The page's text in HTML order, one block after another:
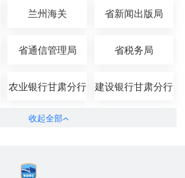
兰州海关 省新闻出版局
省通信管理局 省税务局
农业银行甘肃分行 建设银行甘肃分行
收起全部